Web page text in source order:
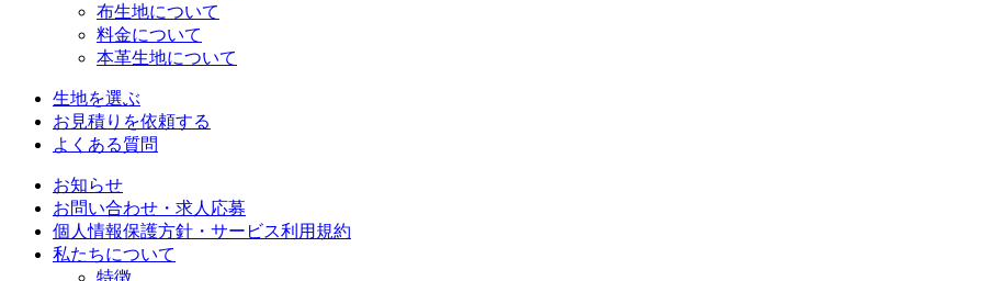
布生地について
料金について
本革生地について
生地を選ぶ
お見積りを依頼する
よくある質問
お知らせ
お問い合わせ・求人応募
個人情報保護方針・サービス利用規約
私たちについて